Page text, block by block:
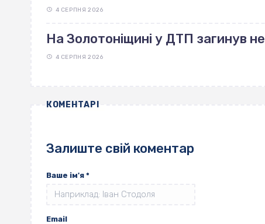
4 СЕРПНЯ 2026
На Золотоніщині у ДТП загинув
4 СЕРПНЯ 2026
КОМЕНТАРІ
Залиште свій коментар
Ваше ім'я *
Email